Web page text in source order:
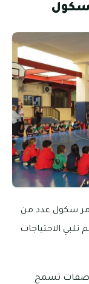
سكول
سكول عدد من
تلبي الاحتياجات
تسمح